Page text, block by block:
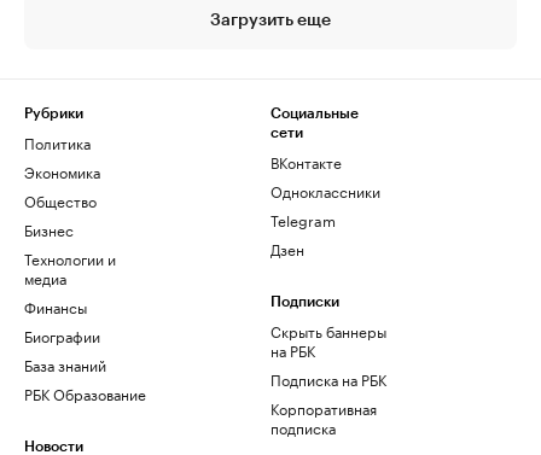
Загрузить еще
Рубрики
Политика
Экономика
Общество
Бизнес
Технологии и
медиа
Финансы
Биографии
База знаний
РБК Образование
Новости
Социальные
сети
ВКонтакте
Одноклассники
Telegram
Дзен
Подписки
Скрыть баннеры
на РБК
Подписка на РБК
Корпоративная
подписка